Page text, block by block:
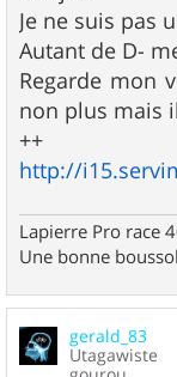
s
a
g
e
Je ne suis pas
Autant de D-
Regarde mon
non plus mais
++
http://
Lapierre Pro race
Une bonne
gerald_83
Utagawiste